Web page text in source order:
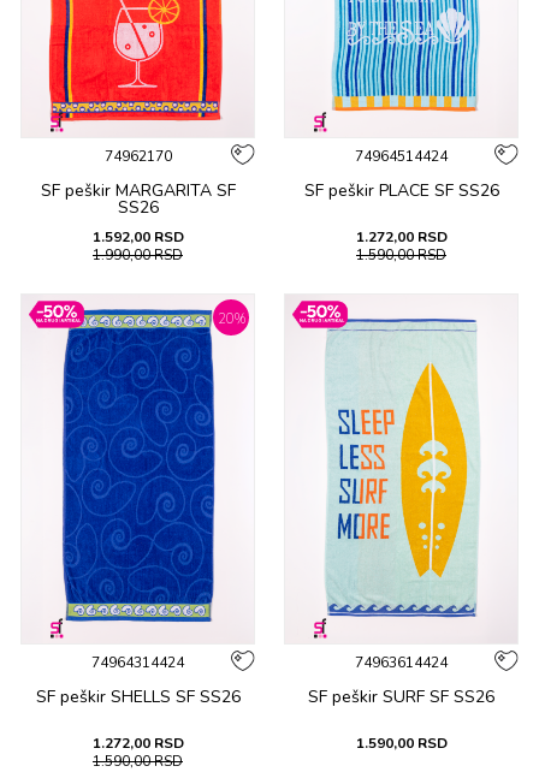
74962170
SF peškir MARGARITA SF
SS26
1.592,00 RSD
1.990,00RSD
74964514424
SF peškir PLACE SF SS26
1.272,00 RSD
1.590,00RSD
20%
74964314424
SF peškir SHELLS SF SS26
1.272,00 RSD
1.590,00RSD
74963614424
SF peškir SURF SF SS26
1.590,00 RSD